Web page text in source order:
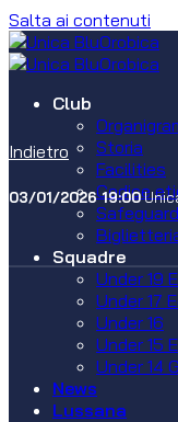
Salta ai contenuti
Club
Storia
Facilities
Codice
Squadre
Under 19
Under 17
Under 16
Under 15
Under 14
News
Lussana
Indietro
03/01/2026 19:00